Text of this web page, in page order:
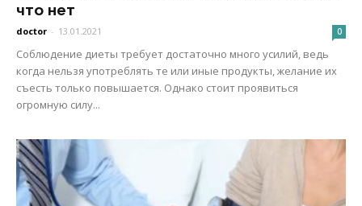
что нет
doctor - 13.01.2021 0
Соблюдение диеты требует достаточно много усилий, ведь
когда нельзя употреблять те или иные продукты, желание их
съесть только повышается. Однако стоит проявиться
огромную силу...